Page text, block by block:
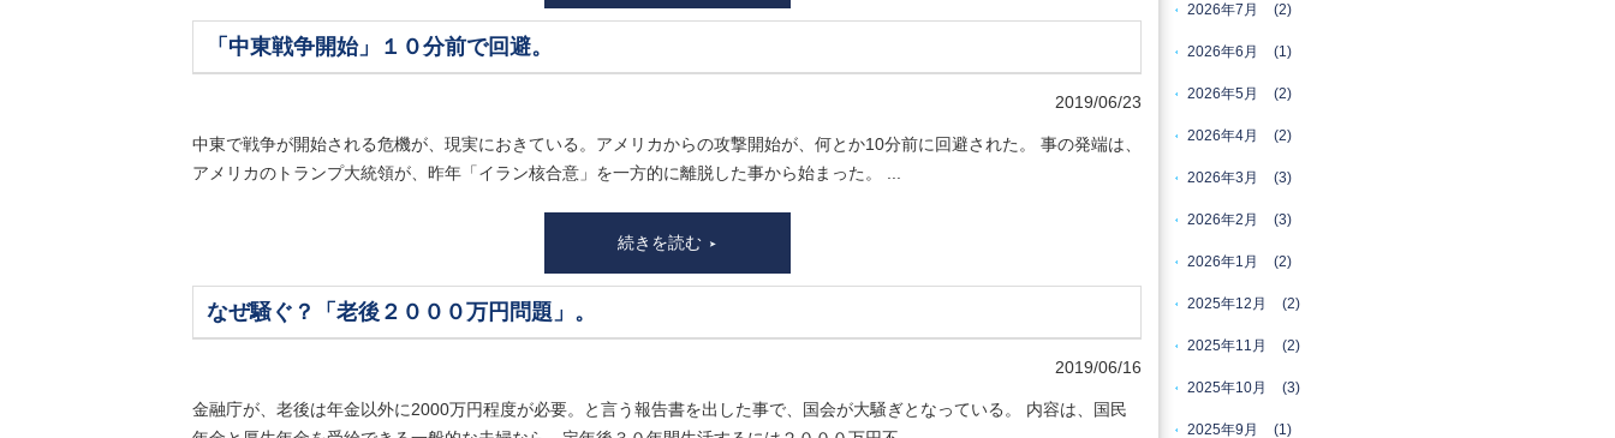
「中東戦争開始」１０分前で回避。
2019/06/23
中東で戦争が開始される危機が、現実におきている。アメリカからの攻撃開始が、何とか10分前に回避された。 事の発端は、
アメリカのトランプ大統領が、昨年「イラン核合意」を一方的に離脱した事から始まった。 ...
続きを読む
なぜ騒ぐ？「老後２０００万円問題」。
2019/06/16
金融庁が、老後は年金以外に2000万円程度が必要。と言う報告書を出した事で、国会が大騒ぎとなっている。 内容は、国民
2026年7月 (2)
2026年6月 (1)
2026年5月 (2)
2026年4月 (2)
2026年3月 (3)
2026年2月 (3)
2026年1月 (2)
2025年12月 (2)
2025年11月 (2)
2025年10月 (3)
2025年9月 (1)